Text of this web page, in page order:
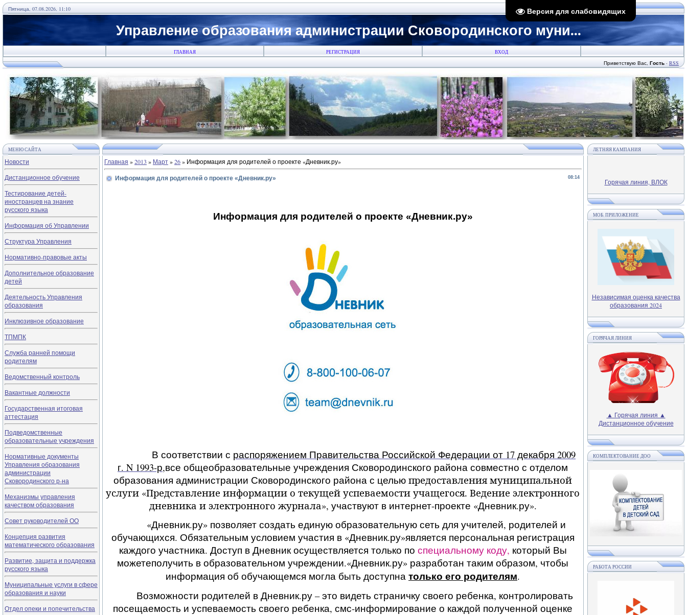
Версия для слабовидящих
Пятница, 07.08.2026, 11:10
Управление образования администрации Сковородинского муни...
ГЛАВНАЯ РЕГИСТРАЦИЯ ВХОД
Приветствую Вас, Гость · RSS
МЕНЮ САЙТА
Новости
Дистанционное обучение
Тестирование детей-
иностранцев на знание
русского языка
Информация об Управлении
Структура Управления
Нормативно-правовые акты
Дополнительное образование
детей
Деятельность Управления
образования
Инклюзивное образование
ТПМПК
Служба ранней помощи
родителям
Ведомственный контроль
Вакантные должности
Государственная итоговая
аттестация
Подведомственные
образовательные учреждения
Нормативные документы
Управления образования
администрации
Сковородинского р-на
Механизмы управления
качеством образования
Совет руководителей ОО
Концепция развития
математического образования
Развитие, защита и поддержка
русского языка
Муниципальные услуги в сфере
образования и науки
Отдел опеки и попечительства
Главная »2013 » Март»26» Информация для родителей о проекте «Дневник.ру»
08:14
Информация для родителей о проекте «Дневник.ру»
Информация для родителей о проекте «Дневник.ру»
В соответствии с распоряжением Правительства Российской Федерации от 17 декабря 2009
г. N 1993-р,все общеобразовательные учреждения Сковородинского района совместно с отделом
образования администрации Сковородинского района с целью предоставления муниципальной
услуги «Представление информации о текущей успеваемости учащегося. Ведение электронного
дневника и электронного журнала», участвуют в интернет-проекте «Дневник.ру».
«Дневник.ру» позволяет создать единую образовательную сеть для учителей, родителей и
обучающихся. Обязательным условием участия в «Дневник.ру»является персональная регистрация
каждого участника. Доступ в Дневник осуществляется только по специальному коду, который Вы
можетеполучить в образовательном учреждении.«Дневник.ру» разработан таким образом, чтобы
информация об обучающемся могла быть доступна только его родителям.
Возможности родителей в Дневник.ру – это видеть страничку своего ребенка, контролировать
посещаемость и успеваемость своего ребенка, смс-информирование о каждой полученной оценке
ЛЕТНЯЯ КАМПАНИЯ
Горячая линия, ВЛОК
МОБ. ПРИЛОЖЕНИЕ
Независимая оценка качества
образования 2024
ГОРЯЧАЯ ЛИНИЯ
▲ Горячая линия ▲
Дистанционное обучение
КОМПЛЕКТОВАНИЕ ДОО
РАБОТА РОССИИ